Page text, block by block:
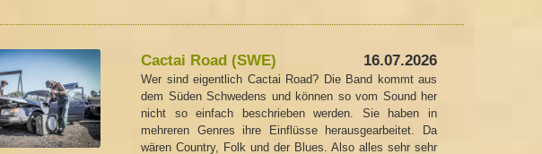
Cactai Road (SWE) 16.07.2026
Wer sind eigentlich Cactai Road? Die Band kommt aus
dem Süden Schwedens und können so vom Sound her
nicht so einfach beschrieben werden. Sie haben in
mehreren Genres ihre Einflüsse herausgearbeitet. Da
wären Country, Folk und der Blues. Also alles sehr sehr